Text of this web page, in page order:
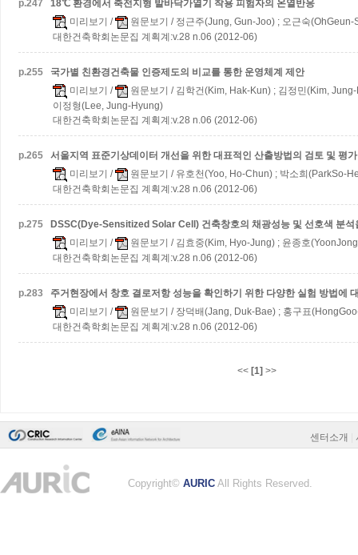
p.247
18℃ 환경에서 축전지형 발바닥가열기 착용 피험자의 온열반응
미리보기 / 원문보기 / 정근주(Jung, Gun-Joo) ; 오근숙(OhGeun-
대한건축학회논문집 계획계:v.28 n.06 (2012-06)
p.255
국가별 친환경건축물 인증제도의 비교를 통한 운영체계 제안
미리보기 / 원문보기 / 김학건(Kim, Hak-Kun) ; 김정민(Kim,
이정형(Lee, Jung-Hyung)
대한건축학회논문집 계획계:v.28 n.06 (2012-06)
p.265
서울지역 표준기상데이터 개선을 위한 대표적인 산출방법의 검토 및 평가
미리보기 / 원문보기 / 유호천(Yoo, Ho-Chun) ; 박소희(ParkSo-
대한건축학회논문집 계획계:v.28 n.06 (2012-06)
p.275
DSSC(Dye-Sensitized Solar Cell) 건축창호의 채광성능 및 선호색 분석
미리보기 / 원문보기 / 김효중(Kim, Hyo-Jung) ; 윤종호
대한건축학회논문집 계획계:v.28 n.06 (2012-06)
p.283
주거현장에서 창호 결로저항 성능을 확인하기 위한 다양한 실험 방법에
미리보기 / 원문보기 / 장덕배(Jang, Duk-Bae) ; 홍구표
대한건축학회논문집 계획계:v.28 n.06 (2012-06)
<< [1] >>
센터소개
Copyright© AURIC All Rights Reserved.